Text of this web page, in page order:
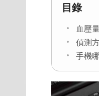
目錄
血壓
偵測
手機